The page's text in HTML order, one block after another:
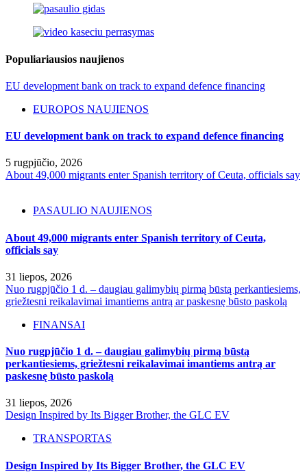
Populiariausios naujienos
EU development bank on track to expand defence financing
EUROPOS NAUJIENOS
EU development bank on track to expand defence financing
5 rugpjūčio, 2026
About 49,000 migrants enter Spanish territory of Ceuta, officials say
PASAULIO NAUJIENOS
About 49,000 migrants enter Spanish territory of Ceuta,
officials say
31 liepos, 2026
Nuo rugpjūčio 1 d. – daugiau galimybių pirmą būstą perkantiesiems,
griežtesni reikalavimai imantiems antrą ar paskesnę būsto paskolą
FINANSAI
Nuo rugpjūčio 1 d. – daugiau galimybių pirmą būstą
perkantiesiems, griežtesni reikalavimai imantiems antrą ar
paskesnę būsto paskolą
31 liepos, 2026
Design Inspired by Its Bigger Brother, the GLC EV
TRANSPORTAS
Design Inspired by Its Bigger Brother, the GLC EV